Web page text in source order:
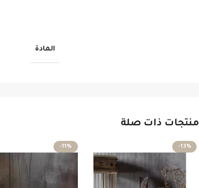
المادة
منتجات ذات صلة
-13%
-11%